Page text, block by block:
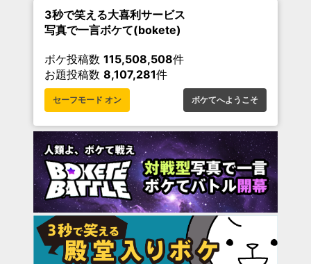
3秒で笑える大喜利サービス
写真で一言ボケて(bokete)
ボケ投稿数 115,508,508件
お題投稿数 8,107,281件
セーフモード オン ボケてへようこそ